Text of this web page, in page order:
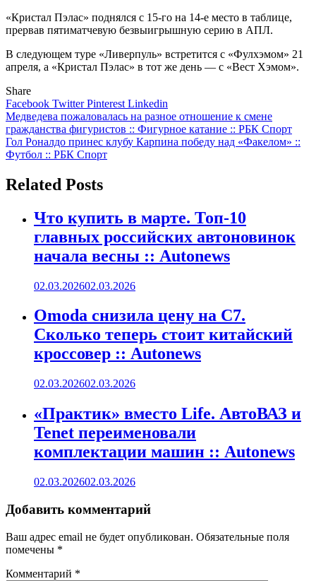
«Кристал Пэлас» поднялся с 15-го на 14-е место в таблице,
прервав пятиматчевую безвыигрышную серию в АПЛ.
В следующем туре «Ливерпуль» встретится с «Фулхэмом» 21
апреля, а «Кристал Пэлас» в тот же день — с «Вест Хэмом».
Share
Facebook TwitterPinterest Linkedin
Навигация
по
записям
Медведева пожаловалась на разное отношение к смене
гражданства фигуристов :: Фигурное катание :: РБК Спорт
Гол Роналдо принес клубу Карпина победу над «Факелом» ::
Футбол :: РБК Спорт
Related Posts
Что купить в марте. Топ-10
главных российских автоновинок
начала весны :: Autonews
02.03.202602.03.2026
Omoda снизила цену на C7.
Сколько теперь стоит китайский
кроссовер :: Autonews
02.03.202602.03.2026
«Практик» вместо Life. АвтоВАЗ и
Tenet переименовали
комплектации машин :: Autonews
02.03.202602.03.2026
Добавить комментарий
Ваш адрес email не будет опубликован. Обязательные поля
помечены *
Комментарий *